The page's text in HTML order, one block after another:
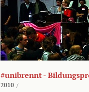
#unibrennt -
2010 /